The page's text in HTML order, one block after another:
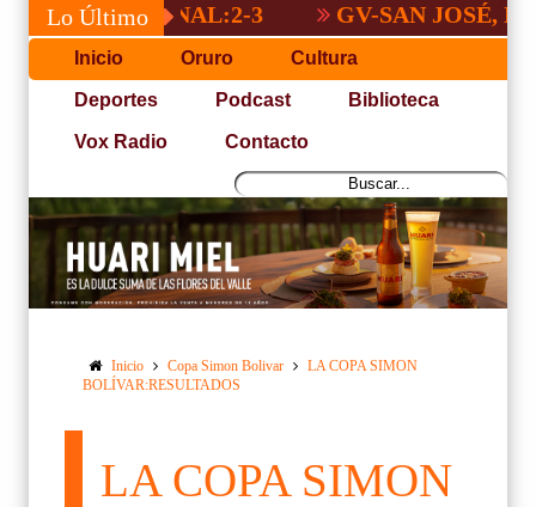
Lo Último
NACIONAL:2-3 GV-SAN JOSÉ, NO
Inicio Oruro Cultura
Deportes Podcast Biblioteca
Vox Radio Contacto
Inicio Copa Simon Bolivar
LA COPA SIMON
BOLÍVAR:RESULTADOS
LA COPA SIMON